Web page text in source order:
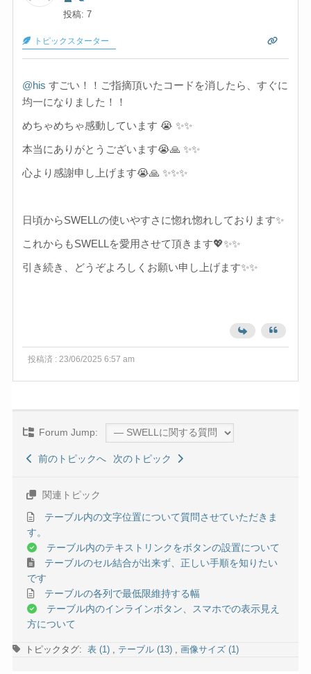
投稿: 7
トピックスターター
@his すごい！！ご指摘頂いたコードを消したら、すぐに
均一になりました！！
めちゃめちゃ感動しています 😭 ✨✨
本当にありがとうございます😭🙏 ✨✨
心より感謝申し上げます😭🙏 ✨✨✨
日頃からSWELLの使いやすさに惚れ惚れしております✨
これからもSWELLを愛用させて頂きます💖✨✨
引き続き、どうぞよろしくお願い申し上げます✨✨
投稿済 : 23/06/2025 6:57 am
Forum Jump:
前のトピックへ 次のトピック
関連トピック
テーブル内の文字位置について質問させていただきま
す。
テーブル内のテキストリンクをボタンの設置について
テーブルのセル結合が出来ず、正しい手順を知りたい
です
テーブルの各列で最低限維持する幅
テーブル内のインラインボタン、スマホでの表示見え
方について
トピックタグ: 表 (1) テーブル (13) 画像サイズ (1)